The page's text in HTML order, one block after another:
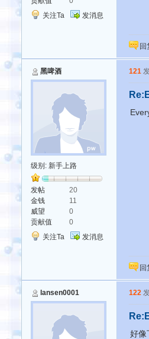
关注Ta
发消息
回
黑啤酒
级别: 新手上路
发帖
20
金钱
11
威望
0
贡献值
0
关注Ta
发消息
121
回
lansen0001 122
好像